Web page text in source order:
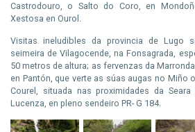
Castrodouro, o Salto do Coro, en
Xestosa en Ourol.
Visitas ineludibles da provincia de Lugo
seimeira de Vilagocende, na Fonsagrada,
50 metros de altura; as fervenzas da
en Pantón, que verte as súas augas no Miño
Courel, situada nas proximidades da
Lucenza, en pleno sendeiro PR- G 184.